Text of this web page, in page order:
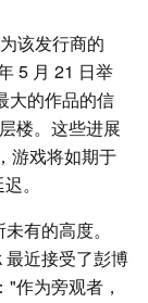
该发行商的
5 月 21 日举
大的作品的信
楼。这些进展
游戏将如期于
。
有的高度。
最近接受了彭博
作为旁观者，